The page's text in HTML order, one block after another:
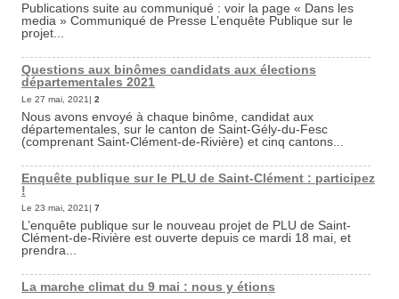
Publications suite au communiqué : voir la page « Dans les
media » Communiqué de Presse L’enquête Publique sur le
projet...
Questions aux binômes candidats aux élections
départementales 2021
Le 27 mai, 2021| 2
Nous avons envoyé à chaque binôme, candidat aux
départementales, sur le canton de Saint-Gély-du-Fesc
(comprenant Saint-Clément-de-Rivière) et cinq cantons...
Enquête publique sur le PLU de Saint-Clément : participez
!
Le 23 mai, 2021| 7
L’enquête publique sur le nouveau projet de PLU de Saint-
Clément-de-Rivière est ouverte depuis ce mardi 18 mai, et
prendra...
La marche climat du 9 mai : nous y étions